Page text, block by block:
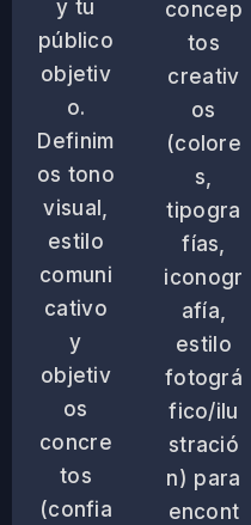
y tu
público
objetiv
o.
Definim
os tono
visual,
estilo
comuni
cativo
y
objetiv
os
concre
tos
(confia
concep
tos
creativ
os
(colore
s,
tipogra
fías,
iconogr
afía,
estilo
fotográ
fico/ilu
stració
n) para
encont